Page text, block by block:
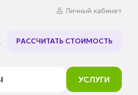
Личный кабинет
РАССЧИТАТЬ СТОИМОСТЬ
УСЛУГИ